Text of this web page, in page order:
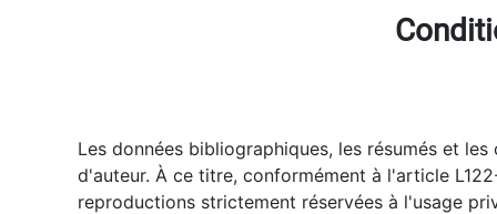
Les données bibliographiques, les résumés et
d'auteur. À ce titre, conformément à l'article
reproductions strictement réservées à l'usage